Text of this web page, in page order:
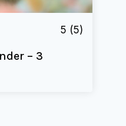
5 (5)
– 3